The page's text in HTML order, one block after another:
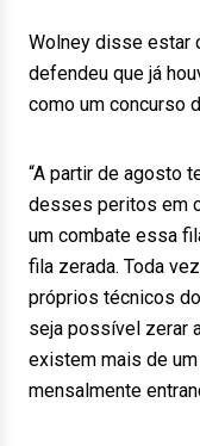
Wolney disse estar
defendeu que já
como um concurso
“A partir de agosto
desses peritos em
um combate essa
fila zerada. Toda
próprios técnicos
seja possível zerar
existem mais de
mensalmente